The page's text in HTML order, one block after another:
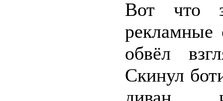
Вот что
рекламные
обвёл
Скинул